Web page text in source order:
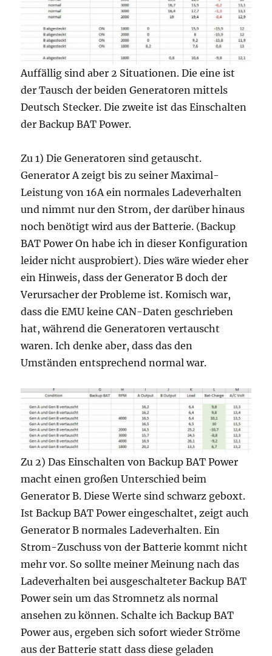
Auffällig sind aber 2 Situationen. Die eine ist
der Tausch der beiden Generatoren mittels
Deutsch Stecker. Die zweite ist das Einschalten
der Backup BAT Power.
Zu 1) Die Generatoren sind getauscht.
Generator A zeigt bis zu seiner Maximal-
Leistung von 16A ein normales Ladeverhalten
und nimmt nur den Strom, der darüber hinaus
noch benötigt wird aus der Batterie. (Backup
BAT Power On habe ich in dieser Konfiguration
leider nicht ausprobiert). Dies wäre wieder eher
ein Hinweis, dass der Generator B doch der
Verursacher der Probleme ist. Komisch war,
dass die EMU keine CAN-Daten geschrieben
hat, während die Generatoren vertauscht
waren. Ich denke aber, dass das den
Umständen entsprechend normal war.
Zu 2) Das Einschalten von Backup BAT Power
macht einen großen Unterschied beim
Generator B. Diese Werte sind schwarz geboxt.
Ist Backup BAT Power eingeschaltet, zeigt auch
Generator B normales Ladeverhalten. Ein
Strom-Zuschuss von der Batterie kommt nicht
mehr vor. So sollte meiner Meinung nach das
Ladeverhalten bei ausgeschalteter Backup BAT
Power sein um das Stromnetz als normal
ansehen zu können. Schalte ich Backup BAT
Power aus, ergeben sich sofort wieder Ströme
aus der Batterie statt dass diese geladen